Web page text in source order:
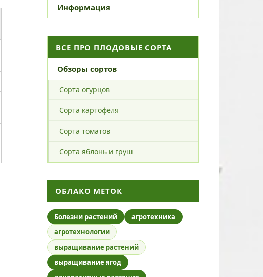
Информация
ВСЕ ПРО ПЛОДОВЫЕ СОРТА
Обзоры сортов
Сорта огурцов
Сорта картофеля
Сорта томатов
Сорта яблонь и груш
ОБЛАКО МЕТОК
Болезни растений
агротехника
агротехнологии
выращивание растений
выращивание ягод